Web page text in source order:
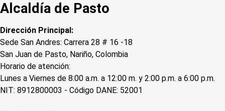
Alcaldía de Pasto
Dirección Principal:
Sede San Andres: Carrera 28 # 16 -18
San Juan de Pasto, Nariño, Colombia
Horario de atención:
Lunes a Viernes de 8:00 a.m. a 12:00 m. y 2:00 p.m. a 6:00 p.m.
NIT: 8912800003 - Código DANE: 52001